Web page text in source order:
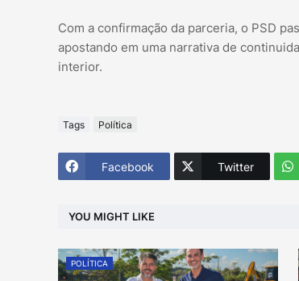
Com a confirmação da parceria, o PSD
apostando em uma narrativa de
interior.
Tags Política
Facebook Twitter
YOU MIGHT LIKE
POLÍTICA